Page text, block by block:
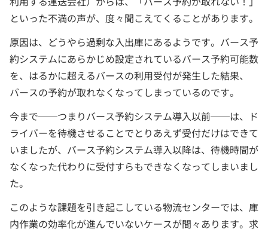
といった不満の声が、度々聞こえてくることがあります。
原因は、どうやら過剰な入出庫にあるようです。バース予
約システムにあらかじめ設定されているバース予約可能数
を、はるかに超えるバースの利用受付が発生した結果、
バースの予約が取れなくなってしまっているのです。
今まで──つまりバース予約システム導入以前──は、ド
ライバーを待機させることでとりあえず受付だけはできて
いましたが、バース予約システム導入以降は、待機時間が
なくなった代わりに受付すらもできなくなってしまいまし
た。
このような課題を引き起こしている物流センターでは、庫
内作業の効率化が進んでいないケースが間々あります。求